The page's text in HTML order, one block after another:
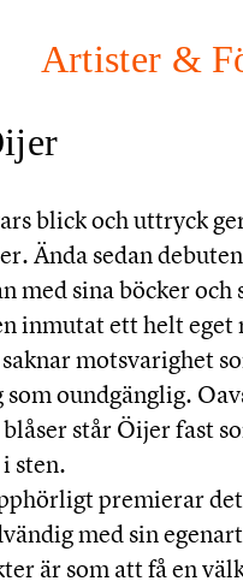
Artister &
blick och uttryck
Ända sedan
med sina böcker och
inmutat ett helt eget
motsvarighet
oundgänglig.
står Öijer fast
sten.
premierar
med sin
är som att få en